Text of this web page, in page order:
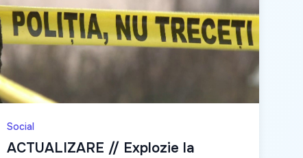
Social
ACTUALIZARE // Explozie la